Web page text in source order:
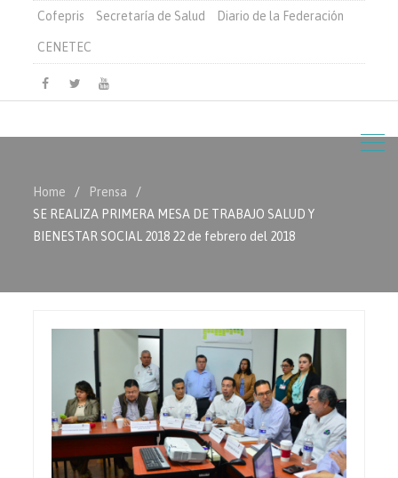
Cofepris Secretaría de Salud Diario de la Federación
CENETEC
Facebook
TwitterYoutube
Home
Prensa
SE REALIZA PRIMERA MESA DE TRABAJO SALUD Y
BIENESTAR SOCIAL 2018 22 de febrero del 2018